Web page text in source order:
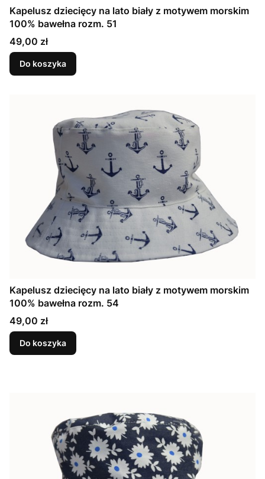
Kapelusz dziecięcy na lato biały z motywem morskim
100% bawełna rozm. 51
Cena
49,00 zł
Do koszyka
Kapelusz dziecięcy na lato biały z motywem morskim
100% bawełna rozm. 54
Cena
49,00 zł
Do koszyka